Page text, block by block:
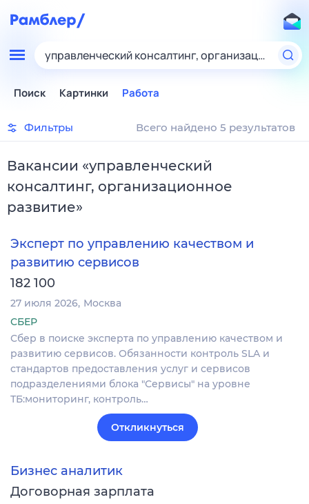
управленческий консалтинг, организационное
Поиск Картинки Работа
Фильтры Всего найдено 5 результатов
Вакансии «управленческий
консалтинг, организационное
развитие»
Эксперт по управлению качеством и
развитию сервисов
182 100
27 июля 2026 Москва
СБЕР
Сбер в поиске эксперта по управлению качеством и
развитию сервисов. Обязанности контроль SLA и
стандартов предоставления услуг и сервисов
подразделениями блока "Сервисы" на уровне
ТБ:мониторинг, контроль…
Откликнуться
Бизнес аналитик
Договорная зарплата